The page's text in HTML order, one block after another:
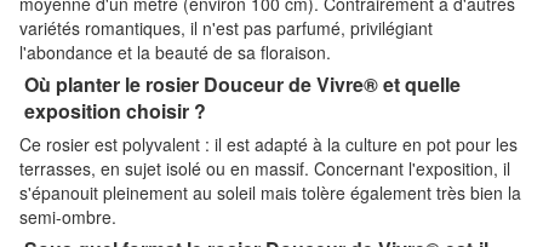
variétés romantiques, il n'est pas parfumé, privilégiant
l'abondance et la beauté de sa floraison.
Où planter le rosier Douceur de Vivre® et quelle
exposition choisir ?
Ce rosier est polyvalent : il est adapté à la culture en pot pour les
terrasses, en sujet isolé ou en massif. Concernant l'exposition, il
s'épanouit pleinement au soleil mais tolère également très bien la
semi-ombre.